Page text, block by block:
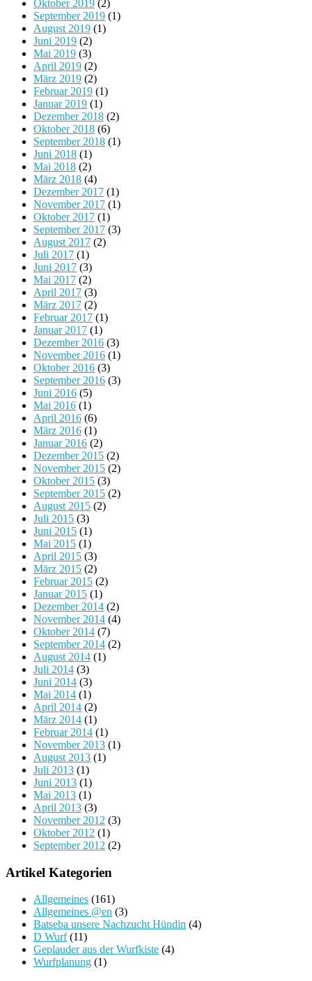
Oktober 2019 (2)
September 2019 (1)
August 2019 (1)
Juni 2019 (2)
Mai 2019 (3)
April 2019 (2)
März 2019 (2)
Februar 2019 (1)
Januar 2019 (1)
Dezember 2018 (2)
Oktober 2018 (6)
September 2018 (1)
Juni 2018 (1)
Mai 2018 (2)
März 2018 (4)
Dezember 2017 (1)
November 2017 (1)
Oktober 2017 (1)
September 2017 (3)
August 2017 (2)
Juli 2017 (1)
Juni 2017 (3)
Mai 2017 (2)
April 2017 (3)
März 2017 (2)
Februar 2017 (1)
Januar 2017 (1)
Dezember 2016 (3)
November 2016 (1)
Oktober 2016 (3)
September 2016 (3)
Juni 2016 (5)
Mai 2016 (1)
April 2016 (6)
März 2016 (1)
Januar 2016 (2)
Dezember 2015 (2)
November 2015 (2)
Oktober 2015 (3)
September 2015 (2)
August 2015 (2)
Juli 2015 (3)
Juni 2015 (1)
Mai 2015 (1)
April 2015 (3)
März 2015 (2)
Februar 2015 (2)
Januar 2015 (1)
Dezember 2014 (2)
November 2014 (4)
Oktober 2014 (7)
September 2014 (2)
August 2014 (1)
Juli 2014 (3)
Juni 2014 (3)
Mai 2014 (1)
April 2014 (2)
März 2014 (1)
Februar 2014 (1)
November 2013 (1)
August 2013 (1)
Juli 2013 (1)
Juni 2013 (1)
Mai 2013 (1)
April 2013 (3)
November 2012 (3)
Oktober 2012 (1)
September 2012 (2)
Artikel Kategorien
Allgemeines (161)
Allgemeines @en (3)
Batseba unsere Nachzucht Hündin (4)
D Wurf(11)
Geplauder aus der Wurfkiste (4)
Wurfplanung (1)